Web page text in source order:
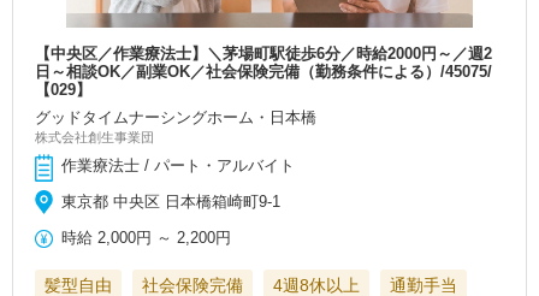
【中央区／作業療法士】＼茅場町駅徒歩6分／時給2000円～／週2
日～相談OK／副業OK／社会保険完備（勤務条件による）/45075/
【029】
グッドタイムナーシングホーム・日本橋
株式会社創生事業団
作業療法士 / パート・アルバイト
東京都 中央区 日本橋箱崎町9-1
時給 2,000円 ～ 2,200円
髪型自由 社会保険完備 4週8休以上
通勤手当